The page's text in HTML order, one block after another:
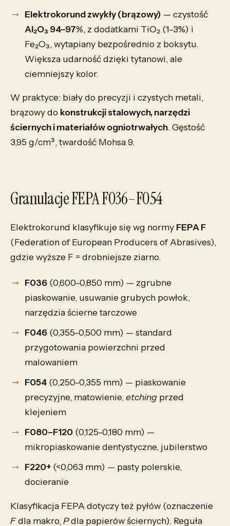
Elektrokorund zwykły (brązowy) — czystość
Al₂O₃ 94–97%, z dodatkami TiO₂ (1–3%) i
Fe₂O₃, wytapiany bezpośrednio z boksytu.
Większa udarność dzięki tytanowi, ale
ciemniejszy kolor.
W praktyce: biały do precyzji i czystych metali,
brązowy do konstrukcji stalowych, narzędzi
ściernych i materiałów ogniotrwałych. Gęstość
3,95 g/cm³, twardość Mohsa 9.
Granulacje FEPA F036–F054
Elektrokorund klasyfikuje się wg normy FEPA F
(Federation of European Producers of Abrasives),
gdzie wyższe F = drobniejsze ziarno.
F036 (0,600–0,850 mm) — zgrubne
piaskowanie, usuwanie grubych powłok,
narzędzia ścierne tarczowe
F046 (0,355–0,500 mm) — standard
przygotowania powierzchni przed
malowaniem
F054 (0,250–0,355 mm) — piaskowanie
precyzyjne, matowienie,etching przed
klejeniem
F080–F120 (0,125–0,180 mm) —
mikropiaskowanie dentystyczne, jubilerstwo
F220+ (<0,063 mm) — pasty polerskie,
docieranie
Klasyfikacja FEPA dotyczy też pyłów (oznaczenie
Fdla makro, Pdla papierów ściernych). Reguła